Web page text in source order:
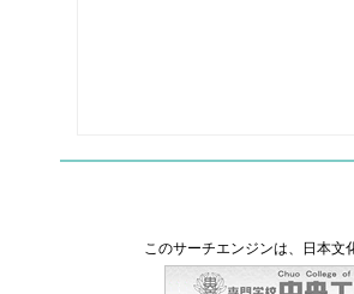
このサーチエンジンは、日本